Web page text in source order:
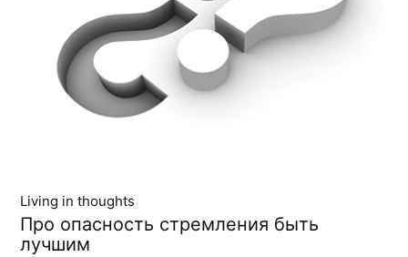
Living in thoughts
Про опасность стремления быть
лучшим